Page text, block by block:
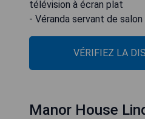
télévision à écran plat
- Véranda servant de
VÉRIFIEZ LA
Manor House